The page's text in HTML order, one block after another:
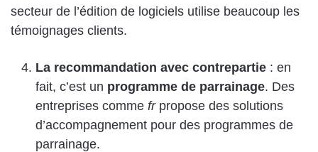
secteur de l’édition de logiciels utilise beaucoup les
témoignages clients.
La recommandation avec contrepartie : en
fait, c’est un programme de parrainage. Des
entreprises comme frpropose des solutions
d’accompagnement pour des programmes de
parrainage.